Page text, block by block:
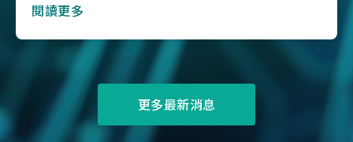
閱讀更多
更多最新消息